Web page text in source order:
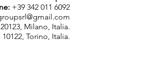
+39 342 011 6092
Milano, Italia.
Torino, Italia.